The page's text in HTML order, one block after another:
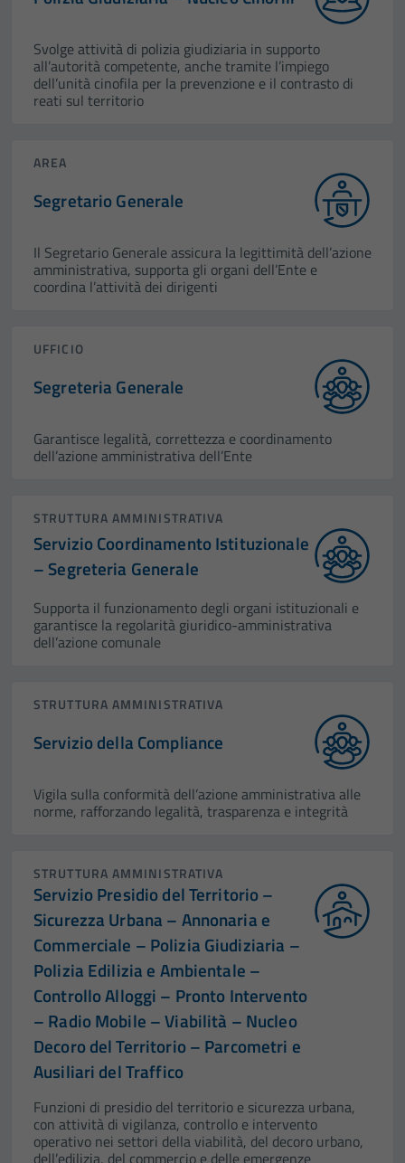
Svolge attività di polizia giudiziaria in supporto
all’autorità competente, anche tramite l’impiego
dell’unità cinofila per la prevenzione e il contrasto di
reati sul territorio
AREA
Segretario Generale
Il Segretario Generale assicura la legittimità dell’azione
amministrativa, supporta gli organi dell’Ente e
coordina l’attività dei dirigenti
UFFICIO
Segreteria Generale
Garantisce legalità, correttezza e coordinamento
dell’azione amministrativa dell’Ente
STRUTTURA AMMINISTRATIVA
Servizio Coordinamento Istituzionale
– Segreteria Generale
Supporta il funzionamento degli organi istituzionali e
garantisce la regolarità giuridico-amministrativa
dell’azione comunale
STRUTTURA AMMINISTRATIVA
Servizio della Compliance
Vigila sulla conformità dell’azione amministrativa alle
norme, rafforzando legalità, trasparenza e integrità
STRUTTURA AMMINISTRATIVA
Servizio Presidio del Territorio –
Sicurezza Urbana – Annonaria e
Commerciale – Polizia Giudiziaria –
Polizia Edilizia e Ambientale –
Controllo Alloggi – Pronto Intervento
– Radio Mobile – Viabilità – Nucleo
Decoro del Territorio – Parcometri e
Ausiliari del Traffico
Funzioni di presidio del territorio e sicurezza urbana,
con attività di vigilanza, controllo e intervento
operativo nei settori della viabilità, del decoro urbano,
dell’edilizia, del commercio e delle emergenze